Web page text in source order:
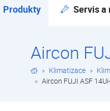
Produkty (aktuální)Servis a
Aircon
Klimatizace
Aircon FUJI ASF